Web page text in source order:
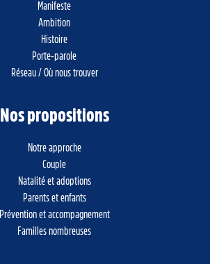
Manifeste
Ambition
Histoire
Porte-parole
Réseau / Où nous trouver
Nos propositions
Notre approche
Couple
Natalité et adoptions
Parents et enfants
Prévention et accompagnement
Familles nombreuses